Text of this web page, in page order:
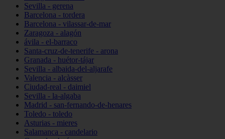
Sevilla - gerena
Barcelona - tordera
Barcelona - vilassar-de-mar
Zaragoza - alagón
ávila - el-barraco
Santa-cruz-de-tenerife - arona
Granada - huétor-tájar
Sevilla - albaida-del-aljarafe
Valencia - alcàsser
Ciudad-real - daimiel
Sevilla - la-algaba
Madrid - san-fernando-de-henares
Toledo - toledo
Asturias - mieres
Salamanca - candelario